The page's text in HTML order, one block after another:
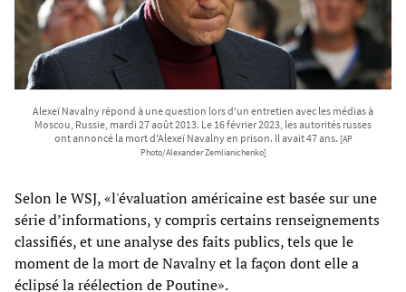
Alexeï Navalny répond à une question lors d'un entretien avec les médias à
Moscou, Russie, mardi 27 août 2013. Le 16 février 2023, les autorités russes
ont annoncé la mort d'Alexeï Navalny en prison. Il avait 47 ans. [AP
Photo/Alexander Zemlianichenko]
Selon le WSJ, «l'évaluation américaine est basée sur une
série d’informations, y compris certains renseignements
classifiés, et une analyse des faits publics, tels que le
moment de la mort de Navalny et la façon dont elle a
éclipsé la réélection de Poutine».